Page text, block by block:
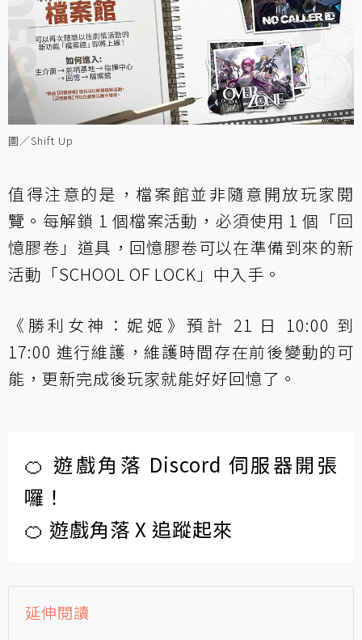
圖／Shift Up
值得注意的是，檔案館並非隨意開放玩家閱
覽。每解鎖 1 個檔案活動，必須使用 1 個「回
憶膠卷」道具，回憶膠卷可以在準備到來的新
活動「SCHOOL OF LOCK」中入手。
《勝利女神：妮姬》預計 21 日 10:00 到
17:00 進行維護，維護時間存在前後變動的可
能，更新完成後玩家就能好好回憶了。
🍊 遊戲角落 Discord 伺服器開張
囉！
🍊 遊戲角落 X 追蹤起來
延伸閱讀